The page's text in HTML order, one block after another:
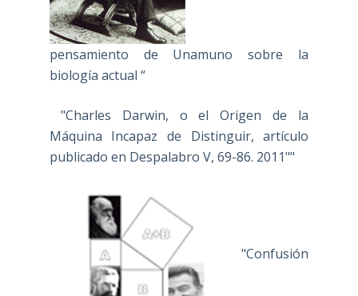
pensamiento de Unamuno sobre la
biología actual “
"Charles Darwin, o el Origen de la
Máquina Incapaz de Distinguir, artículo
publicado en Despalabro V, 69-86. 2011""
"Confusión